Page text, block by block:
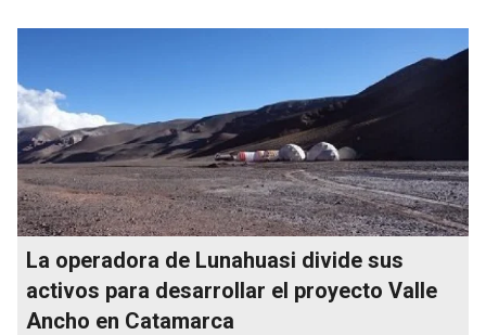
La operadora de Lunahuasi divide sus
activos para desarrollar el proyecto Valle
Ancho en Catamarca